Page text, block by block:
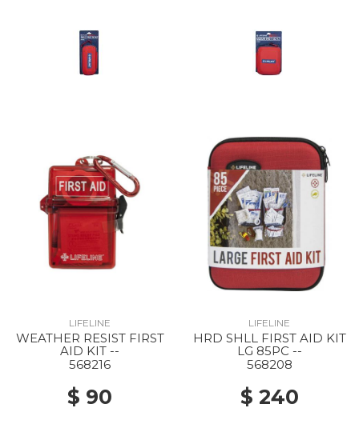
LIFELINE
WEATHER RESIST FIRST
AID KIT --
568216
$ 90
LIFELINE
HRD SHLL FIRST AID KIT
LG 85PC --
568208
$ 240